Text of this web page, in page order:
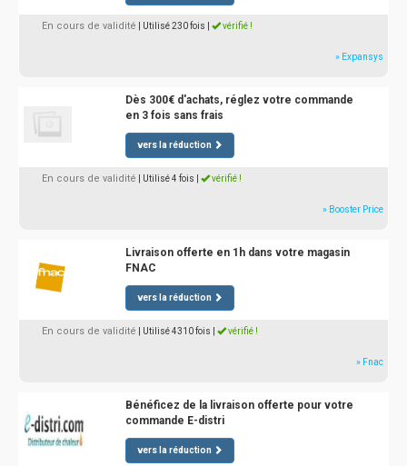
En cours de validité | Utilisé 230 fois vérifié !
» Expansys
Dès 300€ d'achats, réglez votre commande
en 3 fois sans frais
vers la réduction
En cours de validité | Utilisé 4 fois vérifié !
» Booster Price
Livraison offerte en 1h dans votre magasin
FNAC
vers la réduction
En cours de validité | Utilisé 4310 fois vérifié !
» Fnac
Bénéficez de la livraison offerte pour votre
commande E-distri
vers la réduction